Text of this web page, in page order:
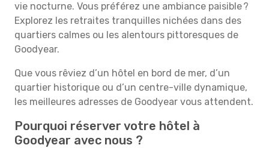
vie nocturne. Vous préférez une ambiance paisible ?
Explorez les retraites tranquilles nichées dans des
quartiers calmes ou les alentours pittoresques de
Goodyear.
Que vous rêviez d’un hôtel en bord de mer, d’un
quartier historique ou d’un centre-ville dynamique,
les meilleures adresses de Goodyear vous attendent.
Pourquoi réserver votre hôtel à
Goodyear avec nous ?